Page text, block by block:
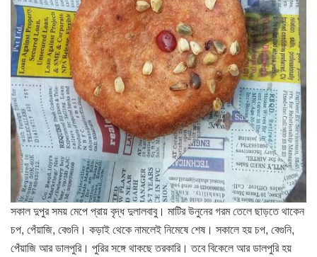
সকাল দুপুর সময় মেপে প্রায় বৃদ্ধ দুলালবাবু। মাটির উনুনের গরম তেলে ছাড়তে থাকেন
চপ, পেঁয়াজি, বেগুনি। কড়াই থেকে নামলেই নিমেষে শেষ। সকালে হয় চপ, বেগুনি,
পেঁয়াজি আর ডালপুরি। পুরির সঙ্গে থাকছে তরকারি। তবে বিকেলে আর ডালপুরি হয়